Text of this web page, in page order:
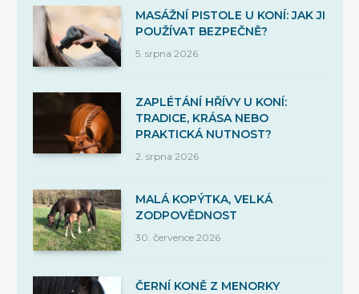
MASÁŽNÍ PISTOLE U KONÍ: JAK JI
POUŽÍVAT BEZPEČNĚ?
5. srpna 2026
ZAPLÉTÁNÍ HŘÍVY U KONÍ:
TRADICE, KRÁSA NEBO
PRAKTICKÁ NUTNOST?
2. srpna 2026
MALÁ KOPÝTKA, VELKÁ
ZODPOVĚDNOST
30. července 2026
ČERNÍ KONĚ Z MENORKY